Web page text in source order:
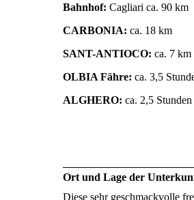
Bahnhof: Cagliari ca. 90 km
CARBONIA: ca. 18 km
SANT-ANTIOCO: ca. 7 km
OLBIA Fähre: ca. 3,5
ALGHERO: ca. 2,5
Ort und Lage der
Diese sehr geschmackvolle